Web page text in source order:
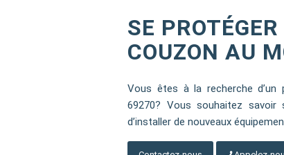
SE
COUZON AU
Vous êtes à la recherche d’un
69270? Vous souhaitez
d’installer de nouveaux